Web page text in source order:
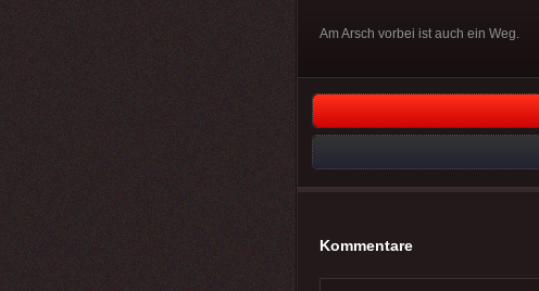
Am Arsch vorbei ist auch ein Weg.
Kommentare